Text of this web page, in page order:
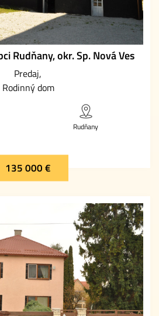
Rudňany, okr. Sp. Nová Ves
Predaj
Rodinný dom
Rudňany
135 000 €